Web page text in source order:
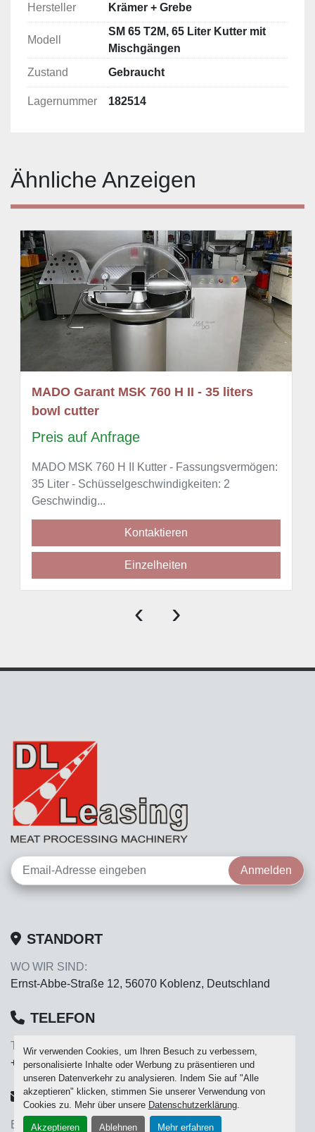
Wir verwenden Cookies, um Ihren Besuch zu verbessern,
personalisierte Inhalte oder Werbung zu präsentieren und
unseren Datenverkehr zu analysieren. Indem Sie auf "Alle
akzeptieren" klicken, stimmen Sie unserer Verwendung von
Cookies zu. Mehr über unsere Datenschutzerklärung.
Akzeptieren Ablehnen Mehr erfahren
Hersteller Krämer + Grebe
Modell
SM 65 T2M, 65 Liter Kutter mit
Mischgängen
Zustand
Gebraucht
Lagernummer 182514
Ähnliche Anzeigen
MADO Garant MSK 760 H II - 35 liters
bowl cutter
Preis auf Anfrage
MADO MSK 760 H II Kutter - Fassungsvermögen:
35 Liter - Schüsselgeschwindigkeiten: 2
Geschwindig...
Kontaktieren
Einzelheiten
‹ ›
Anmelden
STANDORT
WO WIR SIND:
Ernst-Abbe-Straße 12, 56070 Koblenz, Deutschland
TELEFON
TELEFON:
+49 261 889310
E-MAIL
E-MAIL: